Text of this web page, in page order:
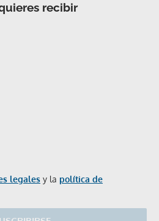
recibir
legales y la política de